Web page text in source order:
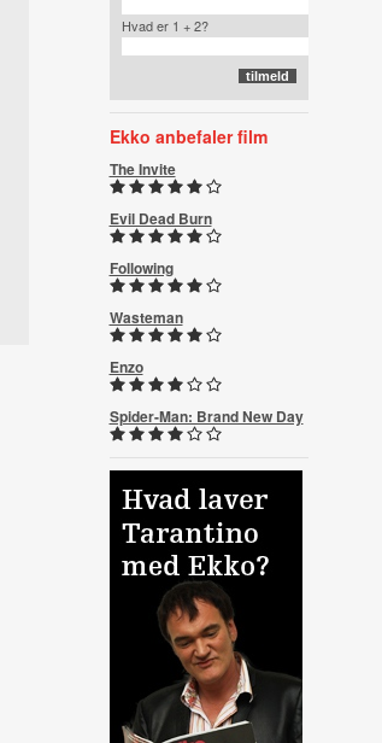
Hvad er 1 + 2?
Ekko anbefaler film
The Invite
Evil Dead Burn
Following
Wasteman
Enzo
Spider-Man: Brand New Day